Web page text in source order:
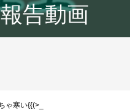
告動画
ゃ寒い{{(>_